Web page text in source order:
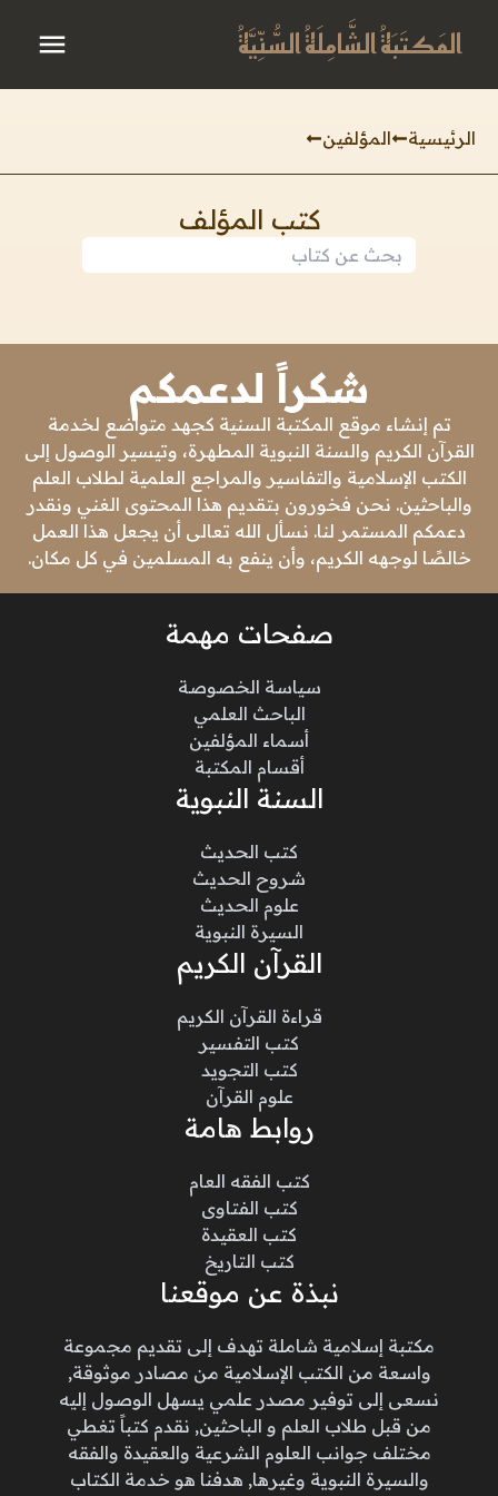
المَكتَبَةُ الشَّامِلَةُ السُّنِّيَّةُ
الرئيسية المؤلفين
كتب المؤلف
شكراً لدعمكم
تم إنشاء موقع المكتبة السنية كجهد متواضع لخدمة
القرآن الكريم والسنة النبوية المطهرة، وتيسير الوصول إلى
الكتب الإسلامية والتفاسير والمراجع العلمية لطلاب العلم
والباحثين. نحن فخورون بتقديم هذا المحتوى الغني ونقدر
دعمكم المستمر لنا. نسأل الله تعالى أن يجعل هذا العمل
خالصًا لوجهه الكريم، وأن ينفع به المسلمين في كل مكان.
صفحات مهمة
سياسة الخصوصة
الباحث العلمي
أسماء المؤلفين
أقسام المكتبة
السنة النبوية
كتب الحديث
شروح الحديث
علوم الحديث
السيرة النبوية
القرآن الكريم
قراءة القرآن الكريم
كتب التفسير
كتب التجويد
علوم القرآن
روابط هامة
كتب الفقه العام
كتب الفتاوى
كتب العقيدة
كتب التاريخ
نبذة عن موقعنا
مكتبة إسلامية شاملة تهدف إلى تقديم مجموعة
واسعة من الكتب الإسلامية من مصادر موثوقة,
نسعى إلى توفير مصدر علمي يسهل الوصول إليه
من قبل طلاب العلم و الباحثين, نقدم كتباً تغطي
مختلف جوانب العلوم الشرعية والعقيدة والفقه
والسيرة النبوية وغيرها, هدفنا هو خدمة الكتاب